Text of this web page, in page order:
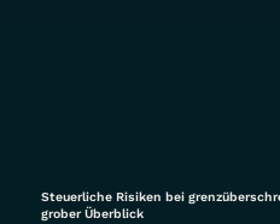
Steuerliche Risiken bei
grober Überblick